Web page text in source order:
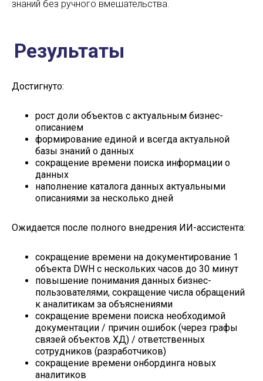
знаний без ручного вмешательства.
Достигнуто:
рост доли объектов с актуальным бизнес-
описанием
формирование единой и всегда актуальной
базы знаний о данных
сокращение времени поиска информации о
данных
наполнение каталога данных актуальными
описаниями за несколько дней
Ожидается после полного внедрения ИИ-ассистента:
сокращение времени на документирование 1
объекта DWH с нескольких часов до 30 минут
повышение понимания данных бизнес-
пользователями, сокращение числа обращений
к аналитикам за объяснениями
сокращение времени поиска необходимой
документации / причин ошибок (через графы
связей объектов ХД) / ответственных
сотрудников (разработчиков)
сокращение времени онбординга новых
аналитиков
Адрес: Санкт-Петербург, улица Есенина, 1
корп.1, помещение 152Н
Режим работы: